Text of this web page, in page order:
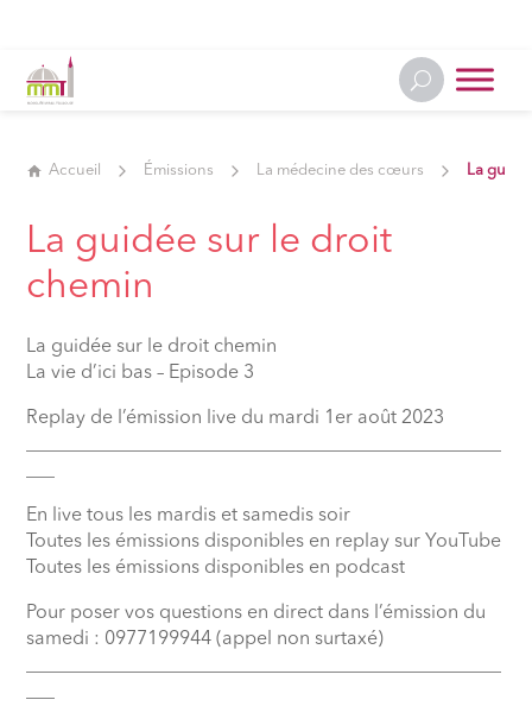
Accueil Émissions La médecine des cœurs La
La guidée sur le droit
chemin
La guidée sur le droit chemin
La vie d’ici bas – Episode 3
Replay de l’émission live du mardi 1er août 2023
En live tous les mardis et samedis soir
Toutes les émissions disponibles en replay sur YouTube
Toutes les émissions disponibles en podcast
Pour poser vos questions en direct dans l’émission du
samedi : 0977199944 (appel non surtaxé)